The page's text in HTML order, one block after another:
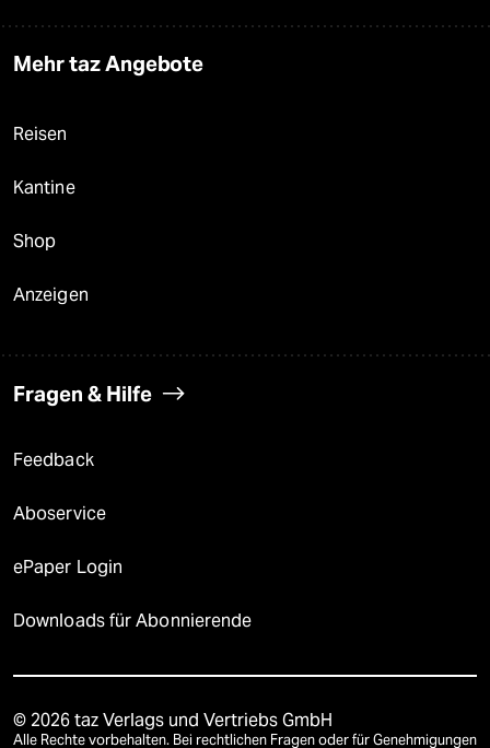
Mehr taz Angebote
Reisen
Kantine
Shop
Anzeigen
Fragen & Hilfe
Feedback
Aboservice
ePaper Login
Downloads für Abonnierende
© 2026 taz Verlags und Vertriebs GmbH
Alle Rechte vorbehalten. Bei rechtlichen Fragen oder für Genehmigungen